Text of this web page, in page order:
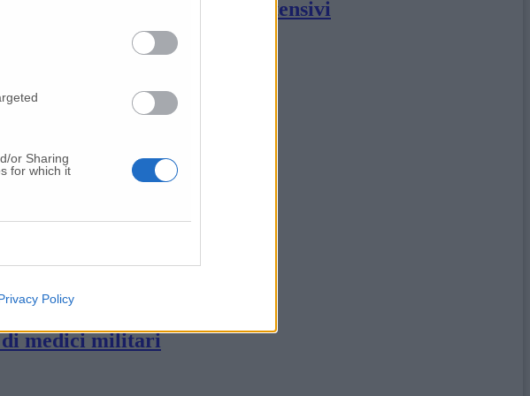
or Sharing
for which it
Policy
10 pazienti nei reparti intensivi
prevenzione»
di medici militari